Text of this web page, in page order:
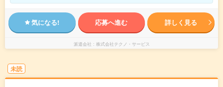
気になる! 応募へ進む 詳しく見る
派遣会社 株式会社テクノ・サービス
未読